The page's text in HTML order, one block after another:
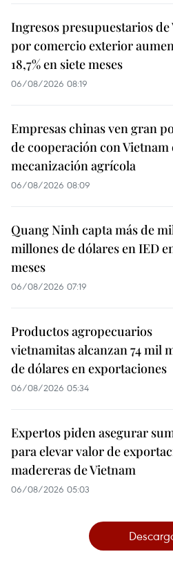
Ingresos presupuestarios de
por comercio exterior
18,7% en siete meses
06/08/2026 08:19
Empresas chinas ven gran
de cooperación con Vietnam
mecanización agrícola
06/08/2026 08:09
Quang Ninh capta más de
millones de dólares en IED
meses
06/08/2026 07:19
Productos agropecuarios
vietnamitas alcanzan 74 mil
de dólares en exportaciones
06/08/2026 05:34
Expertos piden asegurar
para elevar valor de
madereras de Vietnam
06/08/2026 05:03